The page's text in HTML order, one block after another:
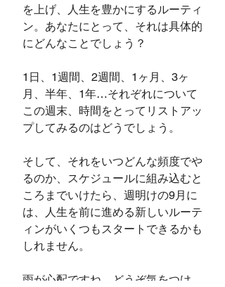
を上げ、人生を豊かにするルーティ
ン。あなたにとって、それは具体的
にどんなことでしょう？
1日、1週間、2週間、1ヶ月、3ヶ
月、半年、1年…それぞれについて
この週末、時間をとってリストアッ
プしてみるのはどうでしょう。
そして、それをいつどんな頻度でや
るのか、スケジュールに組み込むと
ころまでいけたら、週明けの9月に
は、人生を前に進める新しいルーテ
ィンがいくつもスタートできるかも
しれません。
雨が心配ですね。どうぞ気をつけ